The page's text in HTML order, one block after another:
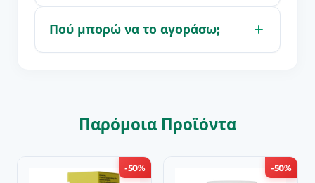
Πού μπορώ να το αγοράσω;
Παρόμοια Προϊόντα
-50% -50%